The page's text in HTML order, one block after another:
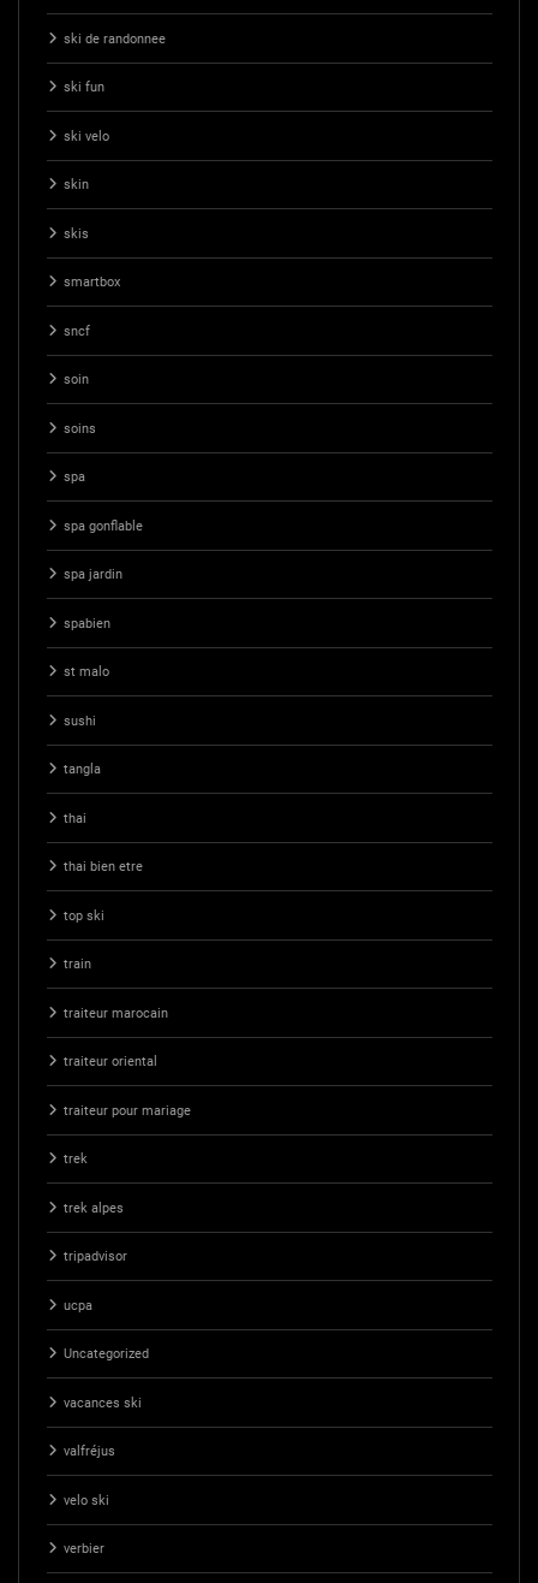
ski de randonnee
ski fun
ski velo
skin
skis
smartbox
sncf
soin
soins
spa
spa gonflable
spa jardin
spabien
st malo
sushi
tangla
thai
thai bien etre
top ski
train
traiteur marocain
traiteur oriental
traiteur pour mariage
trek
trek alpes
tripadvisor
ucpa
Uncategorized
vacances ski
valfréjus
velo ski
verbier